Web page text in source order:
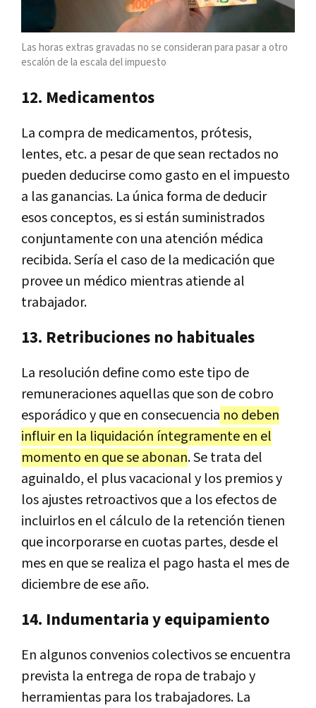
Las horas extras gravadas no se consideran para pasar a otro
escalón de la escala del impuesto
12. Medicamentos
La compra de medicamentos, prótesis,
lentes, etc. a pesar de que sean rectados no
pueden deducirse como gasto en el impuesto
a las ganancias. La única forma de deducir
esos conceptos, es si están suministrados
conjuntamente con una atención médica
recibida. Sería el caso de la medicación que
provee un médico mientras atiende al
trabajador.
13. Retribuciones no habituales
La resolución define como este tipo de
remuneraciones aquellas que son de cobro
esporádico y que en consecuencia no deben
influir en la liquidación íntegramente en el
momento en que se abonan. Se trata del
aguinaldo, el plus vacacional y los premios y
los ajustes retroactivos que a los efectos de
incluirlos en el cálculo de la retención tienen
que incorporarse en cuotas partes, desde el
mes en que se realiza el pago hasta el mes de
diciembre de ese año.
14. Indumentaria y equipamiento
En algunos convenios colectivos se encuentra
prevista la entrega de ropa de trabajo y
herramientas para los trabajadores. La